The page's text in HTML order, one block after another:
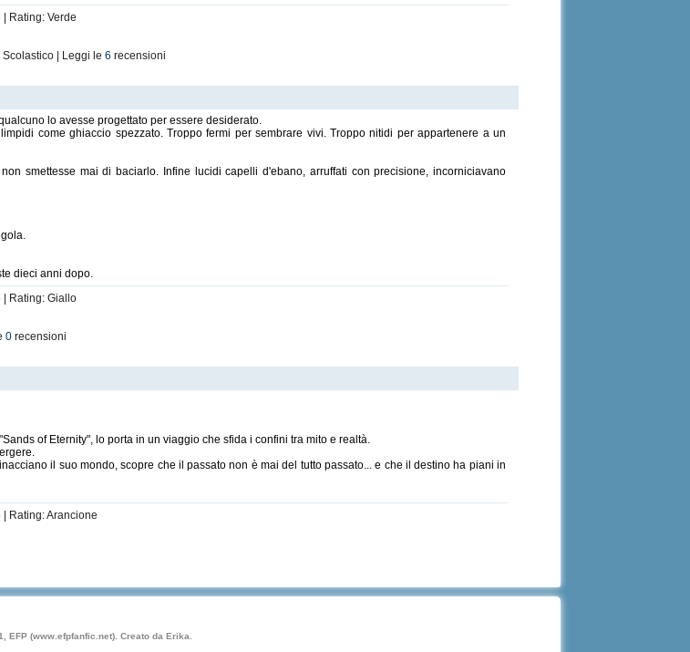
| Rating: Verde
Scolastico | Leggi le6 recensioni
lo avesse progettato per essere desiderato.
come ghiaccio spezzato. Troppo fermi per sembrare vivi. Troppo nitidi per appartenere a un
smettesse mai di baciarlo. Infine lucidi capelli d'ebano, arruffati con precisione, incorniciavano
dieci anni dopo.
| Rating: Giallo
0 recensioni
of Eternity", lo porta in un viaggio che sfida i confini tra mito e realtà.
il suo mondo, scopre che il passato non è mai del tutto passato... e che il destino ha piani in
| Rating: Arancione
EFP (www.efpfanfic.net). Creato da Erika.